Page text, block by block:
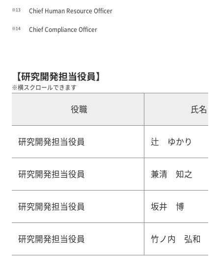
※13 Chief Human Resource Officer
※14 Chief Compliance Officer
【研究開発担当役員】
※横スクロールできます
役職 氏名
研究開発担当役員 辻 ゆかり
研究開発担当役員 兼清 知之
研究開発担当役員 坂井 博
研究開発担当役員 竹ノ内 弘和